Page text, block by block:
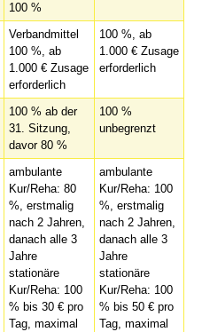
100 %
Verbandmittel
100 %, ab
1.000 € Zusage
erforderlich
100 %, ab
1.000 € Zusage
erforderlich
100 % ab der
31. Sitzung,
davor 80 %
100 %
unbegrenzt
ambulante
Kur/Reha: 80
%, erstmalig
nach 2 Jahren,
danach alle 3
Jahre
stationäre
Kur/Reha: 100
% bis 30 € pro
Tag, maximal
ambulante
Kur/Reha: 100
%, erstmalig
nach 2 Jahren,
danach alle 3
Jahre
stationäre
Kur/Reha: 100
% bis 50 € pro
Tag, maximal